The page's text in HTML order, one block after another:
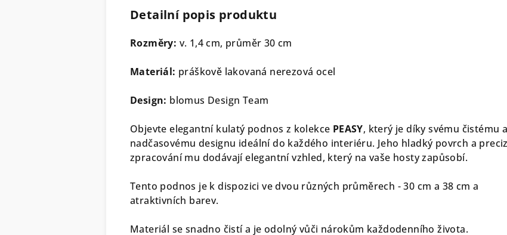
Detailní popis produktu
Rozměry: v. 1,4 cm, průměr 30 cm
Materiál: práškově lakovaná nerezová ocel
Design: blomus Design Team
Objevte elegantní kulatý podnos z kolekce PEASY, který je díky svému čistému
nadčasovému designu ideální do každého interiéru. Jeho hladký povrch a
zpracování mu dodávají elegantní vzhled, který na vaše hosty zapůsobí.
Tento podnos je k dispozici ve dvou různých průměrech - 30 cm a 38 cm a
atraktivních barev.
Materiál se snadno čistí a je odolný vůči nárokům každodenního života.